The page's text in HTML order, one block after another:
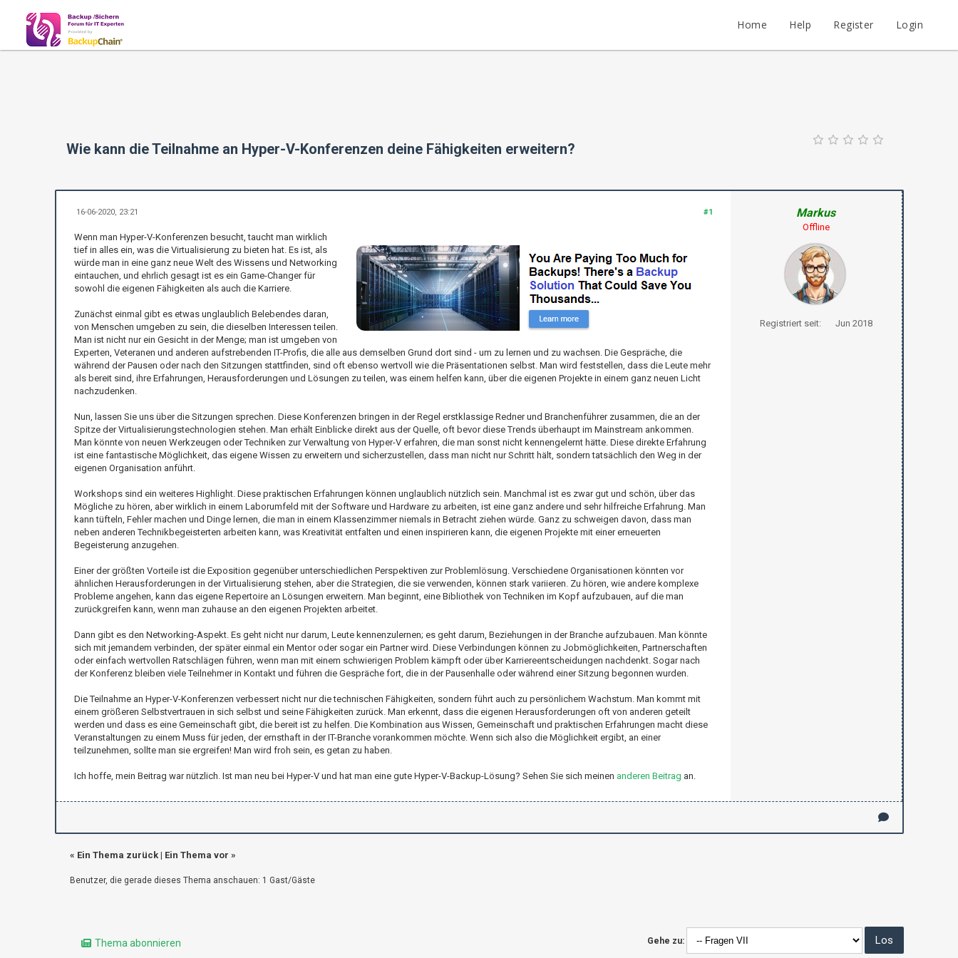
Home Help Register Login
Wie kann die Teilnahme an Hyper-V-Konferenzen deine Fähigkeiten erweitern?
#1
16-06-2020, 23:21
Wenn man Hyper-V-Konferenzen besucht, taucht man wirklich
tief in alles ein, was die Virtualisierung zu bieten hat. Es ist, als
würde man in eine ganz neue Welt des Wissens und Networking
eintauchen, und ehrlich gesagt ist es ein Game-Changer für
sowohl die eigenen Fähigkeiten als auch die Karriere.
Zunächst einmal gibt es etwas unglaublich Belebendes daran,
von Menschen umgeben zu sein, die dieselben Interessen teilen.
Man ist nicht nur ein Gesicht in der Menge; man ist umgeben von
Experten, Veteranen und anderen aufstrebenden IT-Profis, die alle aus demselben Grund dort sind - um zu lernen und zu wachsen. Die Gespräche, die
während der Pausen oder nach den Sitzungen stattfinden, sind oft ebenso wertvoll wie die Präsentationen selbst. Man wird feststellen, dass die Leute mehr
als bereit sind, ihre Erfahrungen, Herausforderungen und Lösungen zu teilen, was einem helfen kann, über die eigenen Projekte in einem ganz neuen Licht
nachzudenken.
Nun, lassen Sie uns über die Sitzungen sprechen. Diese Konferenzen bringen in der Regel erstklassige Redner und Branchenführer zusammen, die an der
Spitze der Virtualisierungstechnologien stehen. Man erhält Einblicke direkt aus der Quelle, oft bevor diese Trends überhaupt im Mainstream ankommen.
Man könnte von neuen Werkzeugen oder Techniken zur Verwaltung von Hyper-V erfahren, die man sonst nicht kennengelernt hätte. Diese direkte Erfahrung
ist eine fantastische Möglichkeit, das eigene Wissen zu erweitern und sicherzustellen, dass man nicht nur Schritt hält, sondern tatsächlich den Weg in der
eigenen Organisation anführt.
Workshops sind ein weiteres Highlight. Diese praktischen Erfahrungen können unglaublich nützlich sein. Manchmal ist es zwar gut und schön, über das
Mögliche zu hören, aber wirklich in einem Laborumfeld mit der Software und Hardware zu arbeiten, ist eine ganz andere und sehr hilfreiche Erfahrung. Man
kann tüfteln, Fehler machen und Dinge lernen, die man in einem Klassenzimmer niemals in Betracht ziehen würde. Ganz zu schweigen davon, dass man
neben anderen Technikbegeisterten arbeiten kann, was Kreativität entfalten und einen inspirieren kann, die eigenen Projekte mit einer erneuerten
Begeisterung anzugehen.
Einer der größten Vorteile ist die Exposition gegenüber unterschiedlichen Perspektiven zur Problemlösung. Verschiedene Organisationen könnten vor
ähnlichen Herausforderungen in der Virtualisierung stehen, aber die Strategien, die sie verwenden, können stark variieren. Zu hören, wie andere komplexe
Probleme angehen, kann das eigene Repertoire an Lösungen erweitern. Man beginnt, eine Bibliothek von Techniken im Kopf aufzubauen, auf die man
zurückgreifen kann, wenn man zuhause an den eigenen Projekten arbeitet.
Dann gibt es den Networking-Aspekt. Es geht nicht nur darum, Leute kennenzulernen; es geht darum, Beziehungen in der Branche aufzubauen. Man könnte
sich mit jemandem verbinden, der später einmal ein Mentor oder sogar ein Partner wird. Diese Verbindungen können zu Jobmöglichkeiten, Partnerschaften
oder einfach wertvollen Ratschlägen führen, wenn man mit einem schwierigen Problem kämpft oder über Karriereentscheidungen nachdenkt. Sogar nach
der Konferenz bleiben viele Teilnehmer in Kontakt und führen die Gespräche fort, die in der Pausenhalle oder während einer Sitzung begonnen wurden.
Die Teilnahme an Hyper-V-Konferenzen verbessert nicht nur die technischen Fähigkeiten, sondern führt auch zu persönlichem Wachstum. Man kommt mit
einem größeren Selbstvertrauen in sich selbst und seine Fähigkeiten zurück. Man erkennt, dass die eigenen Herausforderungen oft von anderen geteilt
werden und dass es eine Gemeinschaft gibt, die bereit ist zu helfen. Die Kombination aus Wissen, Gemeinschaft und praktischen Erfahrungen macht diese
Veranstaltungen zu einem Muss für jeden, der ernsthaft in der IT-Branche vorankommen möchte. Wenn sich also die Möglichkeit ergibt, an einer
teilzunehmen, sollte man sie ergreifen! Man wird froh sein, es getan zu haben.
Ich hoffe, mein Beitrag war nützlich. Ist man neu bei Hyper-V und hat man eine gute Hyper-V-Backup-Lösung? Sehen Sie sich meinen anderen Beitrag an.
Markus
Offline
Registriert seit: Jun 2018
« Ein Thema zurück| Ein Thema vor »
Benutzer, die gerade dieses Thema anschauen: 1 Gast/Gäste
Thema abonnieren Gehe zu: